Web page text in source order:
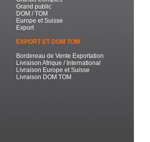
Grand public
DOM / TOM
Europe et Suisse
Export
EXPORT ET DOM TOM
Bordereau de Vente Exportation
Livraison Afrique / International
Livraison Europe et Suisse
Livraison DOM TOM